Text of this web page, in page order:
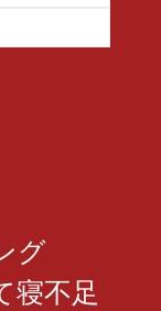
グ
寝不足